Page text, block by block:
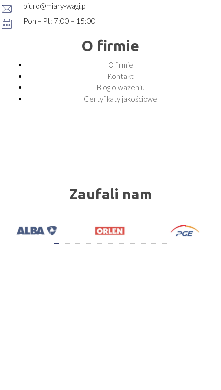
biuro@miary-wagi.pl
Pon – Pt: 7:00 – 15:00
O firmie
O firmie
Kontakt
Blog o ważeniu
Certyfikaty jakościowe
Zaufali nam